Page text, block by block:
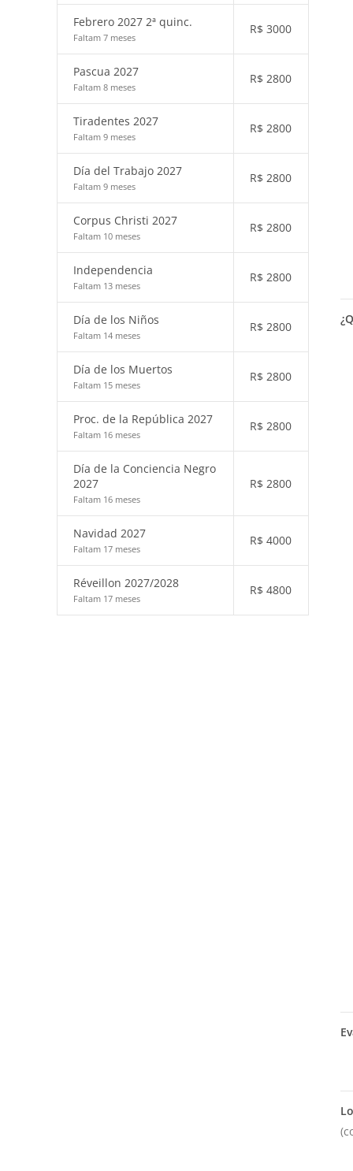
Febrero 2027 2ª quinc.
Faltam 7 meses
R$ 3000
Pascua 2027
Faltam 8 meses
R$ 2800
Tiradentes 2027
Faltam 9 meses
R$ 2800
Día del Trabajo 2027
Faltam 9 meses
R$ 2800
Corpus Christi 2027
Faltam 10 meses
R$ 2800
Independencia
Faltam 13 meses
R$ 2800
Día de los Niños
Faltam 14 meses
R$ 2800
Día de los Muertos
Faltam 15 meses
R$ 2800
Proc. de la República 2027
Faltam 16 meses
R$ 2800
Día de la Conciencia Negro
2027
Faltam 16 meses
R$ 2800
Navidad 2027
Faltam 17 meses
R$ 4000
Réveillon 2027/2028
Faltam 17 meses
R$ 4800